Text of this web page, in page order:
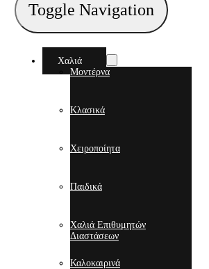
Toggle Navigation
Χαλιά
Μοντέρνα
Κλασικά
Χειροποίητα
Παιδικά
Χαλιά Επιθυμητών
Διαστάσεων
Καλοκαιρινά